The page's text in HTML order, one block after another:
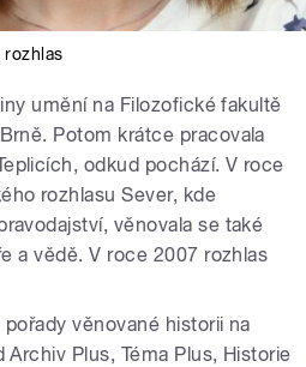
rozhlas
umění na Filozofické fakultě
Potom krátce pracovala
odkud pochází. V roce
rozhlasu Sever, kde
věnovala se také
a vědě. V roce 2007 rozhlas
věnované historii na
Archiv Plus, Téma Plus, Historie